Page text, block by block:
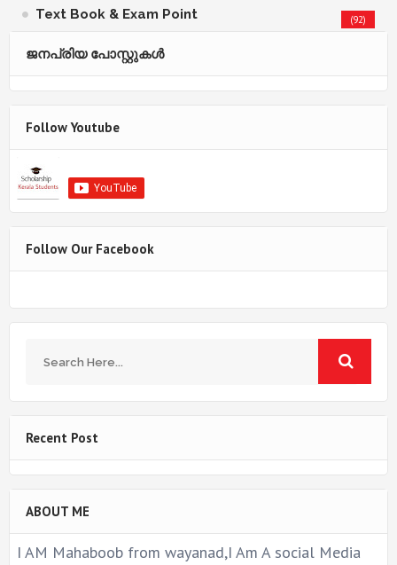
Text Book & Exam Point (92)
ജനപ്രിയ പോസ്റ്റുകള്‍‌
Follow Youtube
Follow Our Facebook
Recent Post
ABOUT ME
I AM Mahaboob from wayanad,I Am A social Media